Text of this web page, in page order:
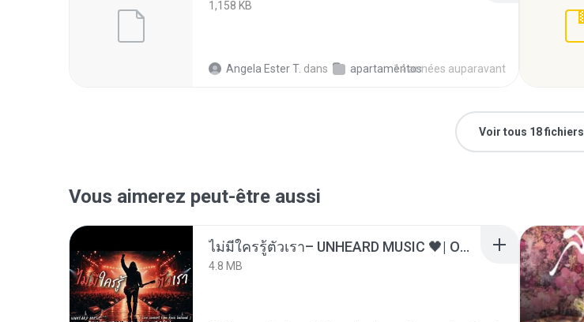
1,158 KB
Angela Ester T. dans apartamentos14 années auparavant
Voir tous 18 fichiers
Vous aimerez peut-être aussi
ไม่มีใครรู้ตัวเรา– UNHEARD MUSIC 🖤| Official Lyric Video | เพลงสู้ชีวิต
4.8 MB